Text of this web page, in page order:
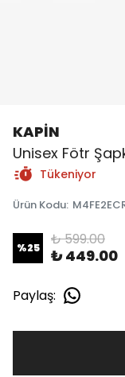
KAPİN
Unisex Fötr
Tükeniyor
Ürün Kodu:
%25 ₺ 599.00
₺ 449.00
Paylaş: